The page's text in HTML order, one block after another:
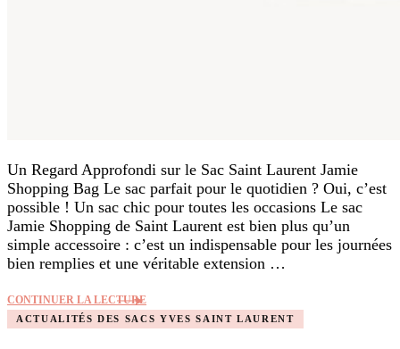
Un Regard Approfondi sur le Sac Saint Laurent Jamie
Shopping Bag Le sac parfait pour le quotidien ? Oui, c’est
possible ! Un sac chic pour toutes les occasions Le sac
Jamie Shopping de Saint Laurent est bien plus qu’un
simple accessoire : c’est un indispensable pour les journées
bien remplies et une véritable extension …
CONTINUER LA LECTURE
ACTUALITÉS DES SACS YVES SAINT LAURENT